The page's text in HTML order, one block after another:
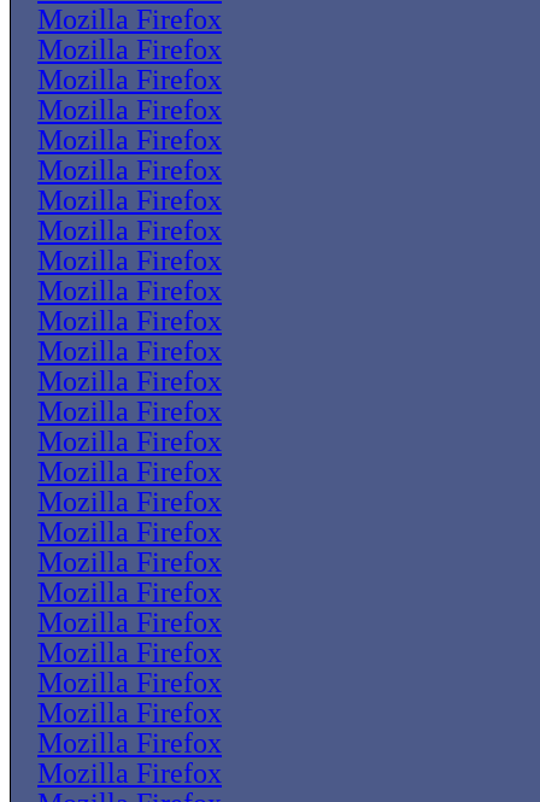
Mozilla Firefox
Mozilla Firefox
Mozilla Firefox
Mozilla Firefox
Mozilla Firefox
Mozilla Firefox
Mozilla Firefox
Mozilla Firefox
Mozilla Firefox
Mozilla Firefox
Mozilla Firefox
Mozilla Firefox
Mozilla Firefox
Mozilla Firefox
Mozilla Firefox
Mozilla Firefox
Mozilla Firefox
Mozilla Firefox
Mozilla Firefox
Mozilla Firefox
Mozilla Firefox
Mozilla Firefox
Mozilla Firefox
Mozilla Firefox
Mozilla Firefox
Mozilla Firefox